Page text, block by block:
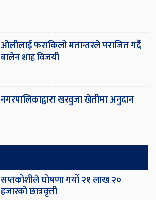
ओ‌लीलाई फराकिलो मतान्तरले पराजित गर्दै
बालेन शाह विजयी
नगरपालिकाद्वारा खरवुजा खेतीमा अनुदान
सप्तकोशीले घोषणा गर्यो २१ लाख २०
हजारको छात्रवृत्ती